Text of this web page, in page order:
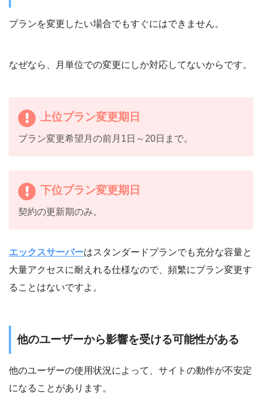
プランを変更したい場合でもすぐにはできません。
なぜなら、月単位での変更にしか対応してないからです。
上位プラン変更期日
プラン変更希望月の前月1日～20日まで。
下位プラン変更期日
契約の更新期のみ。
エックスサーバーはスタンダードプランでも充分な容量と
大量アクセスに耐えれる仕様なので、頻繁にプラン変更す
ることはないですよ。
他のユーザーから影響を受ける可能性がある
他のユーザーの使用状況によって、サイトの動作が不安定
になることがあります。